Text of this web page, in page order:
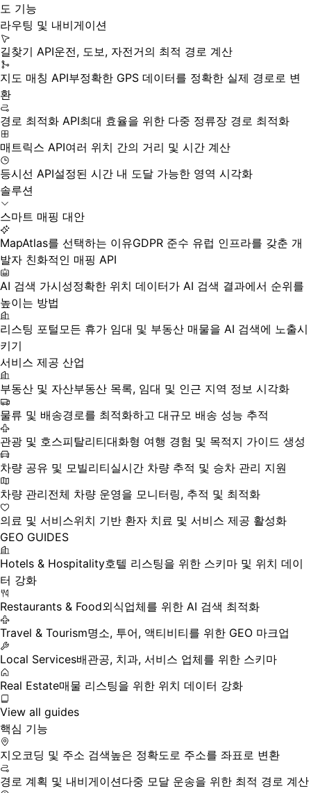
도 기능
라우팅 및 내비게이션
길찾기 API운전, 도보, 자전거의 최적 경로 계산
지도 매칭 API부정확한 GPS 데이터를 정확한 실제 경로로 변
환
경로 최적화 API최대 효율을 위한 다중 정류장 경로 최적화
매트릭스 API여러 위치 간의 거리 및 시간 계산
등시선 API설정된 시간 내 도달 가능한 영역 시각화
솔루션
스마트 매핑 대안
MapAtlas를 선택하는 이유GDPR 준수 유럽 인프라를 갖춘 개
발자 친화적인 매핑 API
AI 검색 가시성정확한 위치 데이터가 AI 검색 결과에서 순위를
높이는 방법
리스팅 포털모든 휴가 임대 및 부동산 매물을 AI 검색에 노출시
키기
서비스 제공 산업
부동산 및 자산부동산 목록, 임대 및 인근 지역 정보 시각화
물류 및 배송경로를 최적화하고 대규모 배송 성능 추적
관광 및 호스피탈리티대화형 여행 경험 및 목적지 가이드 생성
차량 공유 및 모빌리티실시간 차량 추적 및 승차 관리 지원
차량 관리전체 차량 운영을 모니터링, 추적 및 최적화
의료 및 서비스위치 기반 환자 치료 및 서비스 제공 활성화
GEO GUIDES
Hotels & Hospitality호텔 리스팅을 위한 스키마 및 위치 데이
터 강화
Restaurants & Food외식업체를 위한 AI 검색 최적화
Travel & Tourism명소, 투어, 액티비티를 위한 GEO 마크업
Local Services배관공, 치과, 서비스 업체를 위한 스키마
Real Estate매물 리스팅을 위한 위치 데이터 강화
View all guides
핵심 기능
지오코딩 및 주소 검색높은 정확도로 주소를 좌표로 변환
경로 계획 및 내비게이션다중 모달 운송을 위한 최적 경로 계산